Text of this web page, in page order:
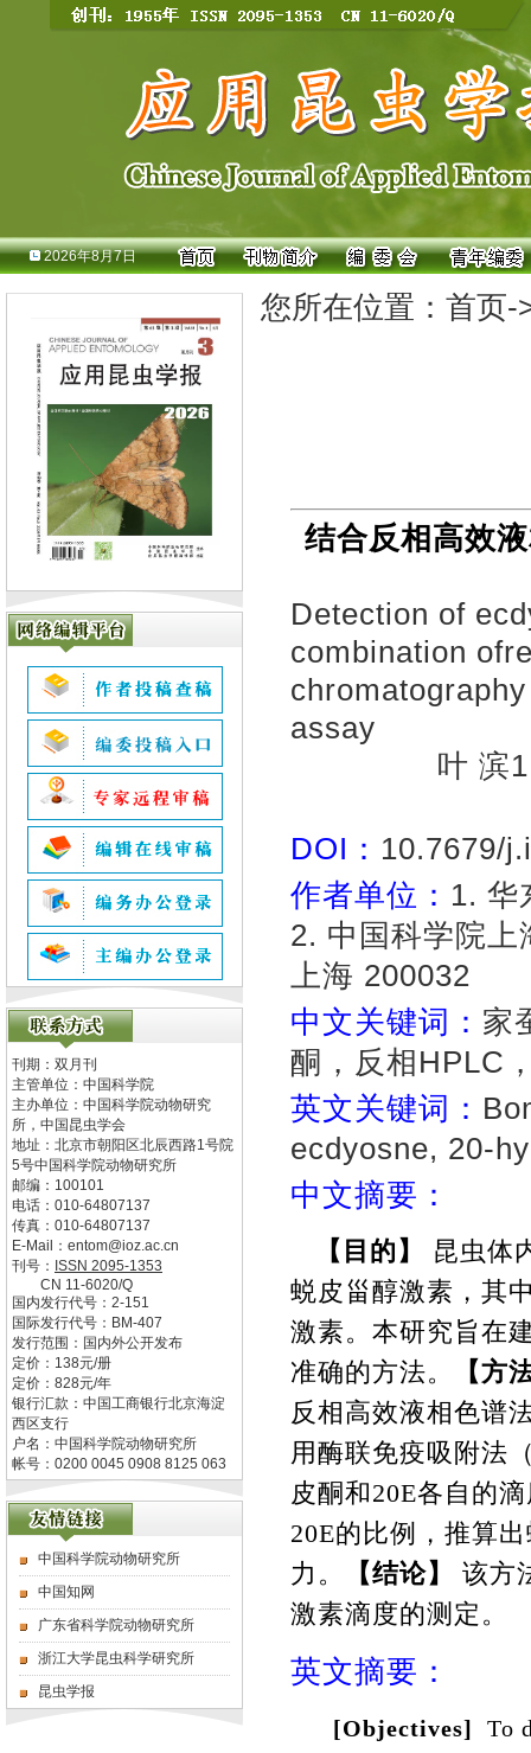
2026年8月7日
刊期：双月刊
主管单位： 中国科学院
主办单位： 中国科学院动物研究
所，中国昆虫学会
地址： 北京市朝阳区北辰西路1号院
5号中国科学院动物研究所
邮编： 100101
电话： 010-64807137
传真： 010-64807137
E-Mail： entom@ioz.ac.cn
刊号： ISSN 2095-1353
CN 11-6020/Q
国内发行代号： 2-151
国际发行代号： BM-407
发行范围：国内外公开发布
定价： 138元/册
定价： 828元/年
银行汇款：中国工商银行北京海淀
西区支行
户名：中国科学院动物研究所
帐号：0200 0045 0908 8125 063
中国科学院动物研究所
中国知网
广东省科学院动物研究所
浙江大学昆虫科学研究所
昆虫学报
您所在位置： 首页-
结合反相高效
Detection of
combination
assay
叶 滨
DOI： 10.7679/
作者单位： 1. 华
2. 中国科学院上
上海 200032
中文关键词： 家
酮，反相HPLC
英文关键词：
ecdyosne, 20-
中文摘要：
【目的】 昆虫体
蜕皮甾醇激素，其
激素。本研究旨在
准确的方法。
【方
反相高效液相色谱
用酶联免疫吸附法
皮酮和20E各自的
20E的比例，推算
力。
【结论】 该方
激素滴度的测定。
英文摘要：
[Objectives]
To